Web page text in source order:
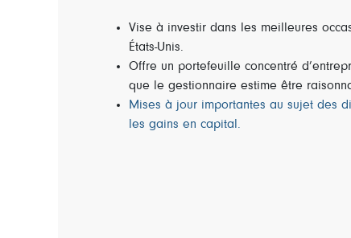
Vise à investir dans les meilleures
États-Unis.
Offre un portefeuille concentré
que le gestionnaire estime être
Mises à jour importantes au sujet des
les gains en capital.